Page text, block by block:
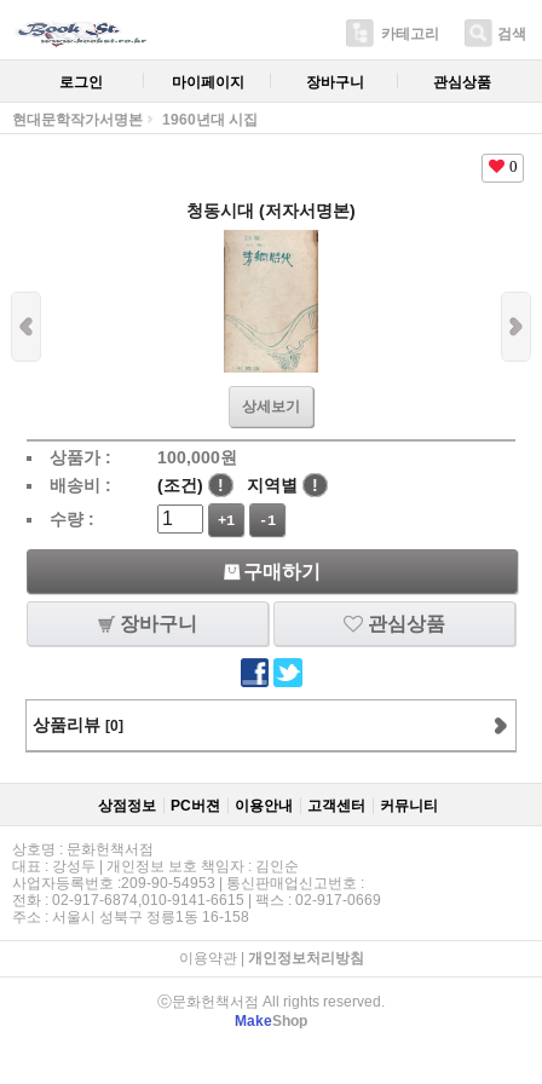
카테고리 검색
로그인 마이페이지 장바구니 관심상품
현대문학작가서명본 1960년대 시집
0
청동시대 (저자서명본)
상세보기
상품가 : 100,000원
배송비 :
(조건) ! 지역별
!
수량 :
+1 -1
구매하기
장바구니 관심상품
상품리뷰 [0]
상점정보 PC버젼 이용안내 고객센터 커뮤니티
상호명 : 문화헌책서점
대표 : 강성두 | 개인정보 보호 책임자 : 김인순
사업자등록번호 :209-90-54953 | 통신판매업신고번호 :
전화 : 02-917-6874,010-9141-6615 | 팩스 : 02-917-0669
주소 : 서울시 성북구 정릉1동 16-158
이용약관| 개인정보처리방침
ⓒ문화헌책서점 All rights reserved.
MakeShop